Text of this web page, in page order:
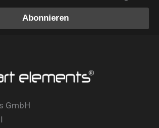
GmbH